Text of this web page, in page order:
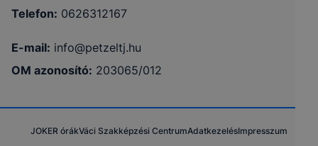
Telefon: 0626312167
E-mail: info@petzeltj.hu
OM azonosító: 203065/012
JOKER órákVáci Szakképzési CentrumAdatkezelésImpresszum